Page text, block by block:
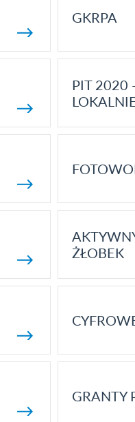
GKRPA
PIT 2020
ŻŁOBEK
GRANTY